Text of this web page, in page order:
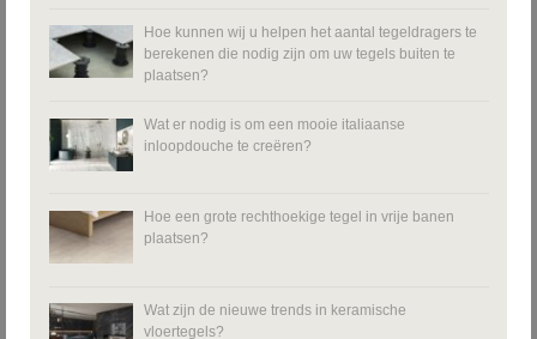
Hoe kunnen wij u helpen het aantal tegeldragers te
berekenen die nodig zijn om uw tegels buiten te
plaatsen?
Wat er nodig is om een mooie italiaanse
inloopdouche te creëren?
Hoe een grote rechthoekige tegel in vrije banen
plaatsen?
Wat zijn de nieuwe trends in keramische
vloertegels?